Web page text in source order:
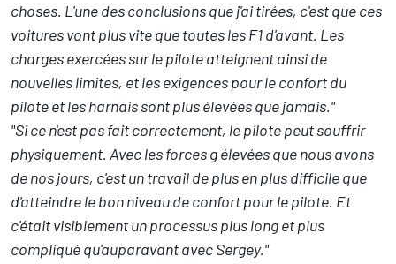
choses. L'une des conclusions que j'ai tirées, c'est que ces
voitures vont plus vite que toutes les F1 d'avant. Les
charges exercées sur le pilote atteignent ainsi de
nouvelles limites, et les exigences pour le confort du
pilote et les harnais sont plus élevées que jamais."
"Si ce n'est pas fait correctement, le pilote peut souffrir
physiquement. Avec les forces g élevées que nous avons
de nos jours, c'est un travail de plus en plus difficile que
d'atteindre le bon niveau de confort pour le pilote. Et
c'était visiblement un processus plus long et plus
compliqué qu'auparavant avec Sergey."